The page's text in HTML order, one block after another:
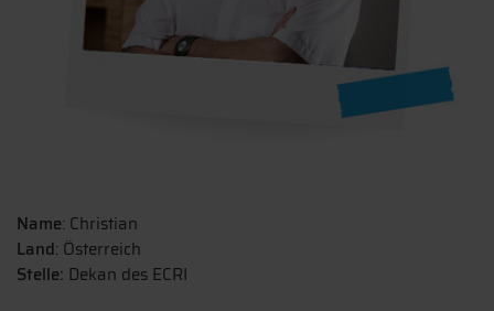
Name: Christian
Land: Österreich
Stelle: Dekan des ECRI